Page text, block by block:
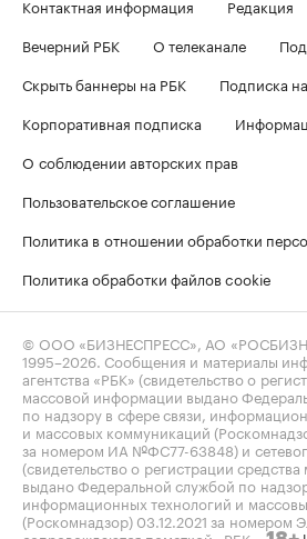
Контактная информация Редакция
Вечерний РБК
О телеканале
Скрыть баннеры на РБК
Подписка
Корпоративная подписка
О соблюдении авторских прав
Пользовательское соглашение
Политика в отношении обработки
Политика обработки файлов cookie
© ООО «БИЗНЕСПРЕСС», АО
1995–2026 . Сообщения и материалы
агентства «РБК» (свидетельство о
массовой информации выдано
по надзору в сфере связи,
и массовых коммуникаций
за номером ИА №ФС77-63848) и
(свидетельство о регистрации
выдано Федеральной службой по
информационных технологий и
(Роскомнадзор) 03.12.2021 за